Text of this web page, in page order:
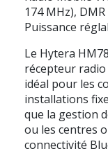
174 MHz),
Puissance
Le Hytera
récepteur
idéal pour les
installations
que la gestion
ou les centres
connectivité